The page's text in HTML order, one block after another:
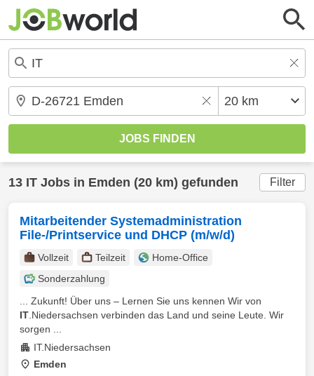
13 IT Jobs in Emden (20 km) gefunden Filter
Mitarbeitender Systemadministration
File-/Printservice und DHCP (m/w/d)
Vollzeit Teilzeit
Home-Office
Sonderzahlung
... Zukunft! Über uns – Lernen Sie uns kennen Wir von
IT .Niedersachsen verbinden das Land und seine Leute. Wir
sorgen ...
IT.Niedersachsen
Emden